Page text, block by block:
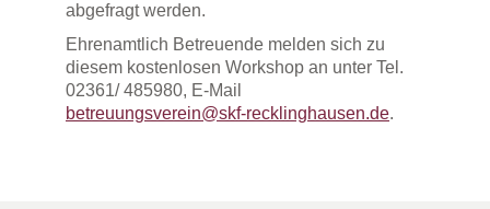
abgefragt werden.
Ehrenamtlich Betreuende melden sich zu
diesem kostenlosen Workshop an unter Tel.
02361/ 485980, E-Mail
betreuungsverein@skf-recklinghausen.de.